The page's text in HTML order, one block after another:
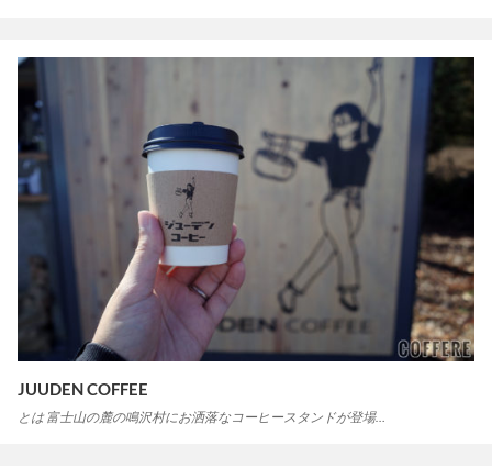
JUUDEN COFFEE
とは 富士山の麓の鳴沢村にお洒落なコーヒースタンドが登場…